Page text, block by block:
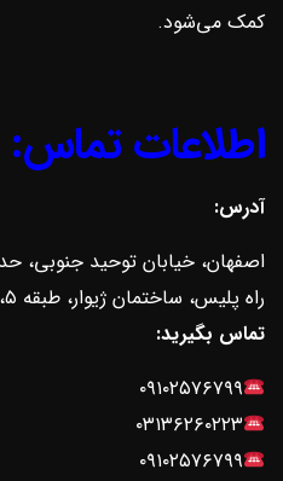
کمک می‌شود.
اطلاعات تماس:
آدرس:
اصفهان، خیابان توحید جنوبی،
راه پلیس، ساختمان ژیوار، طبقه ۵، واحد ۵۰۳
تماس بگیرید:
۰۹۱۰۲۵۷۶۷۹۹
۰۳۱۳۶۲۶۰۲۲۳
۰۹۱۰۲۵۷۶۷۹۹